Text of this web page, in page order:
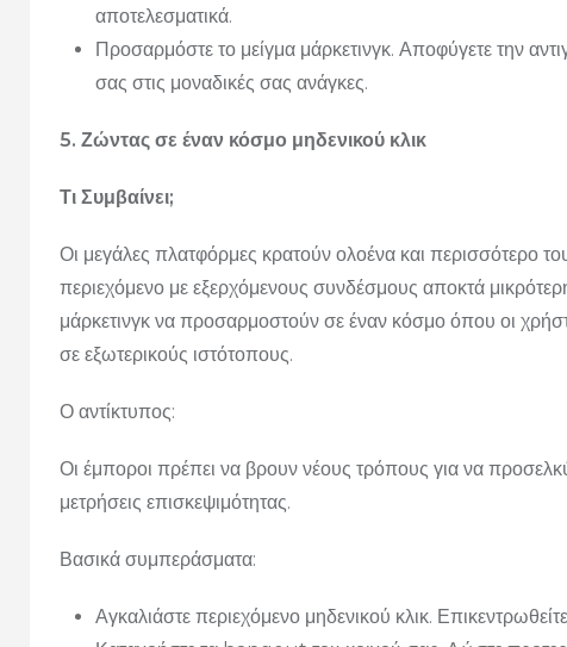
αποτελεσματικά.
Προσαρμόστε το μείγμα μάρκετινγκ. Αποφύγετε την
σας στις μοναδικές σας ανάγκες.
5. Ζώντας σε έναν κόσμο μηδενικού κλικ
Τι Συμβαίνει;
Οι μεγάλες πλατφόρμες κρατούν ολοένα και περισσότερο
περιεχόμενο με εξερχόμενους συνδέσμους αποκτά
μάρκετινγκ να προσαρμοστούν σε έναν κόσμο όπου οι
σε εξωτερικούς ιστότοπους.
Ο αντίκτυπος:
Οι έμποροι πρέπει να βρουν νέους τρόπους για να
μετρήσεις επισκεψιμότητας.
Βασικά συμπεράσματα:
Αγκαλιάστε περιεχόμενο μηδενικού κλικ.